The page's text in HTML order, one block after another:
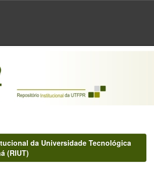
da Universidade Tecnológica
(RIUT)